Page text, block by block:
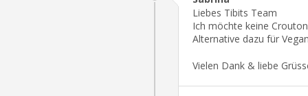
Liebes Tibits Team
Ich möchte keine
Alternative dazu für
Vielen Dank & liebe